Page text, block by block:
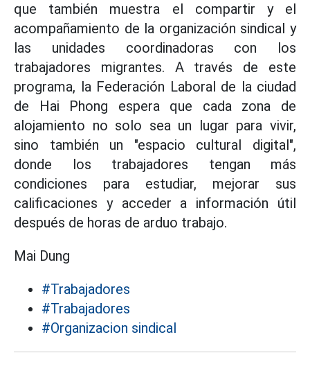
que también muestra el compartir y el
acompañamiento de la organización sindical y
las unidades coordinadoras con los
trabajadores migrantes. A través de este
programa, la Federación Laboral de la ciudad
de Hai Phong espera que cada zona de
alojamiento no solo sea un lugar para vivir,
sino también un "espacio cultural digital",
donde los trabajadores tengan más
condiciones para estudiar, mejorar sus
calificaciones y acceder a información útil
después de horas de arduo trabajo.
Mai Dung
#Trabajadores
#Trabajadores
#Organizacion sindical